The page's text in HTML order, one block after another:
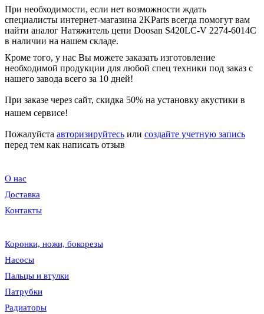
При необходимости, если нет возможности ждать
специалисты интернет-магазина 2KParts всегда помогут вам
найти аналог Нaтяжитель цепи Dооsаn S420LC-V 2274-6014С
в наличии на нашем складе.
Кроме того, у нас Вы можете заказать изготовление
необходимой продукции для любой спец техники под заказ с
нашего завода всего за 10 дней!
При заказе через сайт, скидка 50% на установку акустики в
нашем сервисе!
Пожалуйста авторизируйтесь или создайте учетную запись
перед тем как написать отзыв
О нас
Доставка
Контакты
Коронки, ножи, бокорезы
Насосы
Пальцы и втулки
Патрубки
Радиаторы